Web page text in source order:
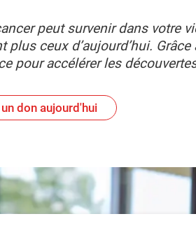
peut survenir dans votre
plus ceux d’aujourd’hui.
pour accélérer les
don aujourd'hui